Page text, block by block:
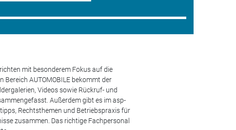
mit besonderem Fokus auf die
Bereich AUTOMOBILE bekommt der
Videos sowie Rückruf- und
Außerdem gibt es im asp-
Rechtsthemen und Betriebspraxis für
zusammen. Das richtige Fachpersonal